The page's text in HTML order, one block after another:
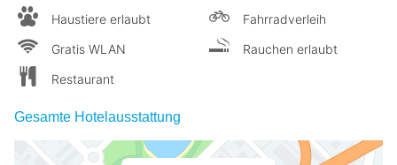
Haustiere erlaubt
Gratis WLAN
Restaurant
Fahrradverleih
Rauchen erlaubt
Gesamte Hotelausstattung